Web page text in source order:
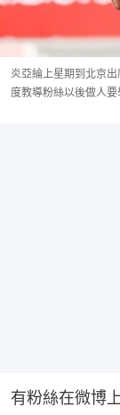
炎亞綸上星期到北京
度教導粉絲以後做人要
有粉絲在微博